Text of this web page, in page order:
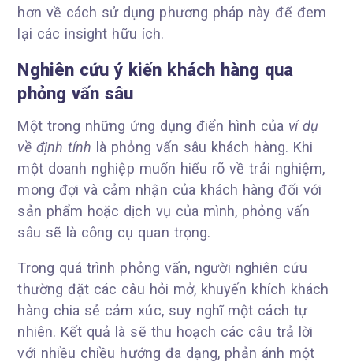
hơn về cách sử dụng phương pháp này để đem
lại các insight hữu ích.
Nghiên cứu ý kiến khách hàng qua
phỏng vấn sâu
Một trong những ứng dụng điển hình của ví dụ
về định tính là phỏng vấn sâu khách hàng. Khi
một doanh nghiệp muốn hiểu rõ về trải nghiệm,
mong đợi và cảm nhận của khách hàng đối với
sản phẩm hoặc dịch vụ của mình, phỏng vấn
sâu sẽ là công cụ quan trọng.
Trong quá trình phỏng vấn, người nghiên cứu
thường đặt các câu hỏi mở, khuyến khích khách
hàng chia sẻ cảm xúc, suy nghĩ một cách tự
nhiên. Kết quả là sẽ thu hoạch các câu trả lời
với nhiều chiều hướng đa dạng, phản ánh một